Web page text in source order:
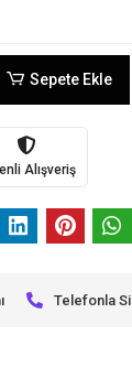
Sepete Ekle
Alışveriş
Telefonla